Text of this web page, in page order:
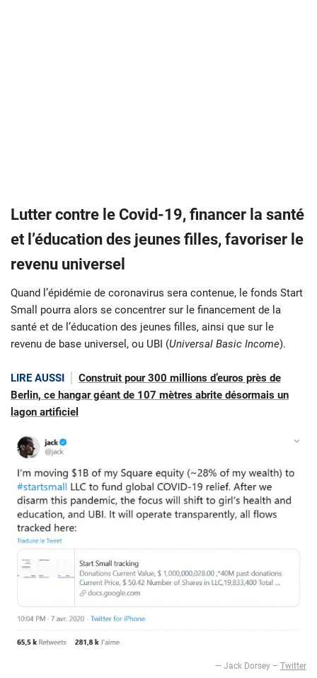
Lutter contre le Covid-19, financer la santé
et l’éducation des jeunes filles, favoriser le
revenu universel
Quand l’épidémie de coronavirus sera contenue, le fonds Start
Small pourra alors se concentrer sur le financement de la
santé et de l’éducation des jeunes filles, ainsi que sur le
revenu de base universel, ou UBI (Universal Basic Income).
LIRE AUSSI
Construit pour 300 millions d’euros près de
Berlin, ce hangar géant de 107 mètres abrite désormais un
lagon artificiel
— Jack Dorsey – Twitter